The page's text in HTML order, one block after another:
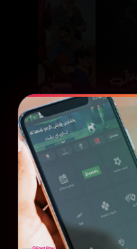
The Orange Forest (2023)
63361